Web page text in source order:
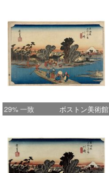
29% 一致 ボストン美術館